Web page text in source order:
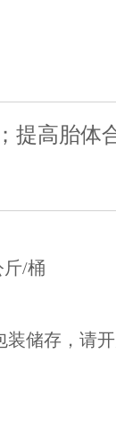
提高胎体
斤/桶
装储存，请